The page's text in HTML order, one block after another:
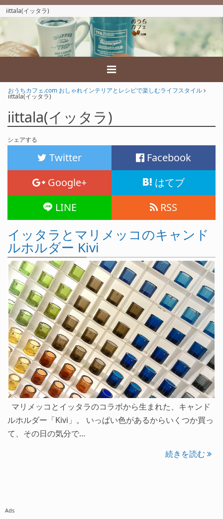
iittala(イッタラ)
おうちカフェ.com おしゃれインテリアとレシピで楽しむライフスタイル
iittala(イッタラ)
iittala(イッタラ)
シェアする
Twitter
Facebook
Google+
はてブ
LINE
RSS
イッタラとマリメッコのキャンド
ルホルダー Kivi
マリメッコとイッタラのコラボから生まれた、キャンド
ルホルダー「Kivi」。 いっぱい色があるからいくつか買っ
て、その日の気分で…
続きを読む
Ads